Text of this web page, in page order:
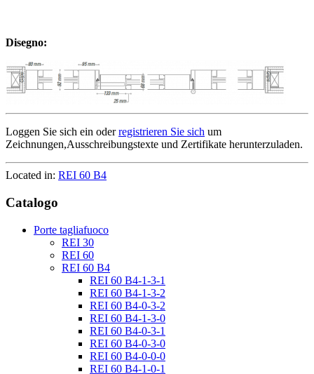
Disegno:
Loggen Sie sich ein oderregistrieren Sie sich um
Zeichnungen,Ausschreibungstexte und Zertifikate herunterzuladen.
Located in: REI 60 B4
Catalogo
Porte tagliafuoco
REI 30
REI 60
REI 60 B4
REI 60 B4-1-3-1
REI 60 B4-1-3-2
REI 60 B4-0-3-2
REI 60 B4-1-3-0
REI 60 B4-0-3-1
REI 60 B4-0-3-0
REI 60 B4-0-0-0
REI 60 B4-1-0-1